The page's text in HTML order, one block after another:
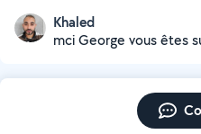
Khaled
mci George vous êtes